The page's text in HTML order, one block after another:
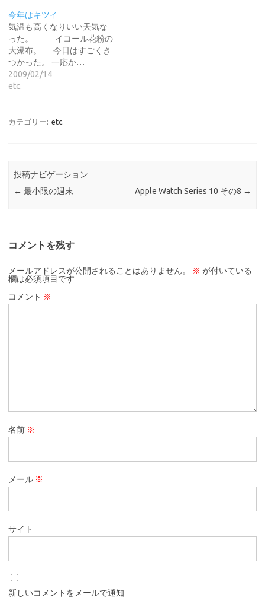
今年はキツイ
気温も高くなりいい天気な
った。 イコール花粉の
大瀑布。 今日はすごくき
つかった。 一応か…
2009/02/14
etc.
カテゴリー: etc.
投稿ナビゲーション
← 最小限の週末 Apple Watch Series 10 その8 →
コメントを残す
メールアドレスが公開されることはありません。 ※ が付いている
欄は必須項目です
コメント ※
名前 ※
メール ※
サイト
新しいコメントをメールで通知